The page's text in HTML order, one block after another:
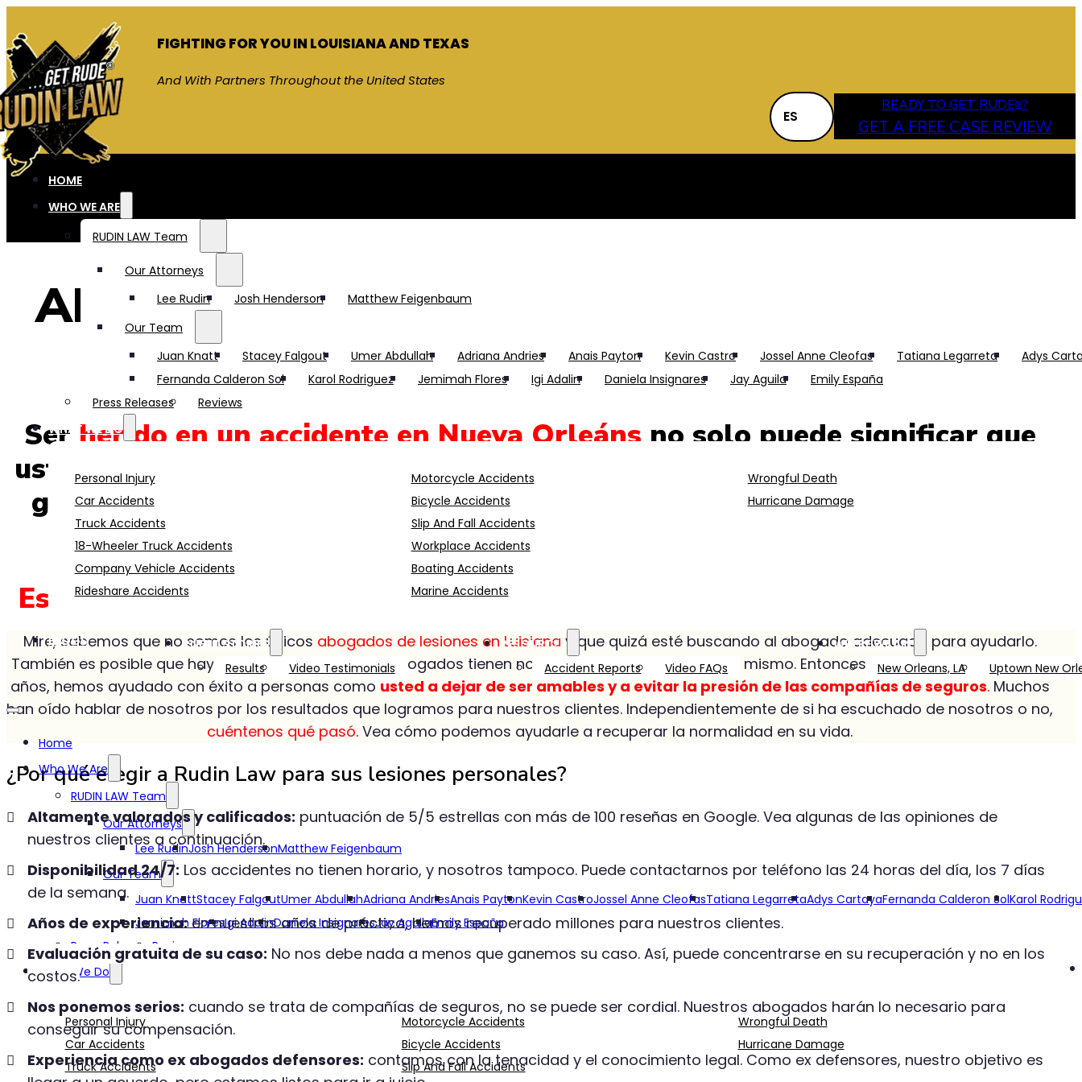
FIGHTING FOR YOU IN LOUISIANA AND TEXAS
And With Partners Throughout the United States
ES
READY TO GET RUDE®?
GET A FREE CASE REVIEW
HOME
WHO WE ARE
RUDIN LAW Team
Our Attorneys
Lee Rudin
Josh Henderson
Matthew Feigenbaum
Our Team
Juan Knatt
Stacey Falgout Umer Abdullah Adriana Andries Anais Payton Kevin Castro Jossel Anne Cleofas Tatiana Legarreta
Adys
Fernanda Calderon Sol
Karol Rodriguez Jemimah Flores Igi Adalin Daniela Insignares Jay Aguila
Emily España
Press Releases
Reviews
WHAT WE DO
Personal Injury
Car Accidents
Truck Accidents
18-Wheeler Truck Accidents
Company Vehicle Accidents
Rideshare Accidents
Motorcycle Accidents
Bicycle Accidents
Slip And Fall Accidents
Workplace Accidents
Boating Accidents
Marine Accidents
Wrongful Death
Hurricane Damage
BLOGS
CLIENT STORIES
Results
Video Testimonials
RESOURCES
Accident Reports
Video FAQs
WHERE WE ARE
New Orleans, LA
Uptown New
Home
Who We Are
RUDIN LAW Team
Our Attorneys
Lee RudinJosh HendersonMatthew Feigenbaum
Our Team
Juan KnattStacey FalgoutUmer AbdullahAdriana AndriesAnais PaytonKevin CastroJossel Anne CleofasTatiana LegarretaAdys CartayaFernanda Calderon SolKarol
Jemimah FloresIgi AdalinDaniela InsignaresJay AguilaEmily España
Press Releases Reviews
What We Do
Personal Injury
Car Accidents
Truck Accidents
Motorcycle Accidents
Bicycle Accidents
Slip And Fall Accidents
Wrongful Death
Hurricane Damage
Abogado de lesiones personales en Nueva
Orleáns
Ser herido en un accidente en Nueva Orleáns no solo puede significar que
usted no esté ganando dinero trabajando, sino que también puede implicar
gastos médicos, pérdida de tiempo para atender asuntos personales y el
dolor que pueda estar experimentando.
Es hora de ser grosero… ¿alguien más no debería pagar, además de usted?
Mire, sabemos que no somos los únicos abogados de lesiones en Luisiana y que quizá esté buscando al abogado adecuado para ayudarlo.
También es posible que haya notado que todos los abogados tienen nombres similares y afirman lo mismo. Entonces, ¿a quién llama? Durante
años, hemos ayudado con éxito a personas como usted a dejar de ser amables y a evitar la presión de las compañías de seguros.Muchos
han oído hablar de nosotros por los resultados que logramos para nuestros clientes. Independientemente de si ha escuchado de nosotros o no,
cuéntenos qué pasó. Vea cómo podemos ayudarle a recuperar la normalidad en su vida.
¿Por qué elegir a Rudin Law para sus lesiones personales?
Altamente valorados y calificados: puntuación de 5/5 estrellas con más de 100 reseñas en Google. Vea algunas de las opiniones de
nuestros clientes a continuación.
Disponibilidad 24/7: Los accidentes no tienen horario, y nosotros tampoco. Puede contactarnos por teléfono las 24 horas del día, los 7 días
de la semana.
Años de experiencia:en nuestros años de práctica, hemos recuperado millones para nuestros clientes.
Evaluación gratuita de su caso: No nos debe nada a menos que ganemos su caso. Así, puede concentrarse en su recuperación y no en los
costos.
Nos ponemos serios: cuando se trata de compañías de seguros, no se puede ser cordial. Nuestros abogados harán lo necesario para
conseguir su compensación.
Experiencia como ex abogados defensores: contamos con la tenacidad y el conocimiento legal. Como ex defensores, nuestro objetivo es